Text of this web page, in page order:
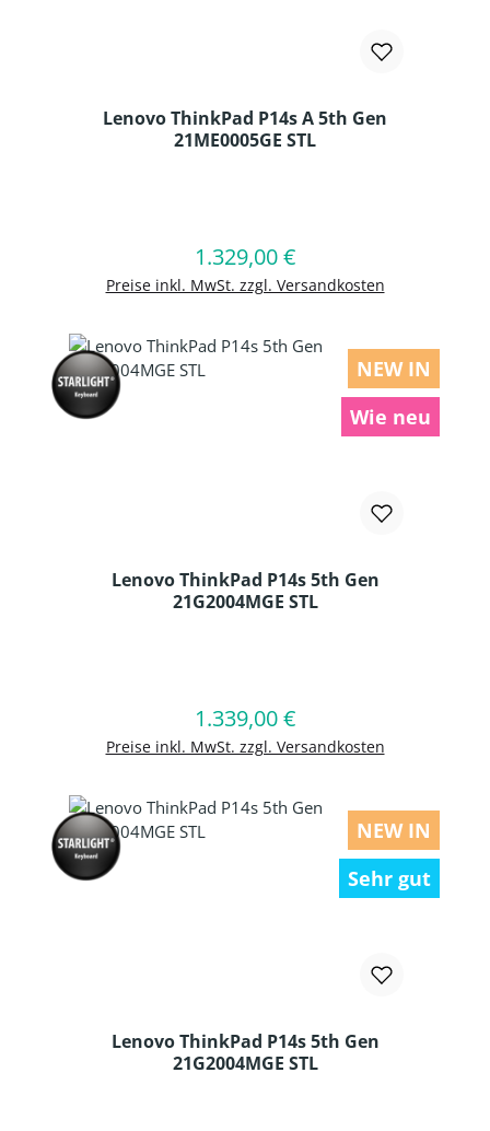
Lenovo ThinkPad P14s A 5th Gen
21ME0005GE STL
Regulärer Preis:
1.329,00 €
Preise inkl. MwSt. zzgl. Versandkosten
In den Warenkorb
NEW IN
Wie neu
Lenovo ThinkPad P14s 5th Gen
21G2004MGE STL
Regulärer Preis:
1.339,00 €
Preise inkl. MwSt. zzgl. Versandkosten
In den Warenkorb
NEW IN
Sehr gut
Lenovo ThinkPad P14s 5th Gen
21G2004MGE STL